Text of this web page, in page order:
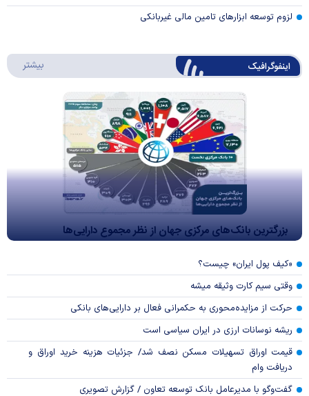
لزوم توسعه ابزارهای تامین مالی غیربانکی
اینفوگرافیک بیشتر
بزرگترین بانک‌های مرکزی جهان از نظر مجموع دارایی‌ها
«کیف پول ایران» چیست؟
وقتی سیم کارت وثیقه میشه
حرکت از مزایده‌محوری به حکمرانی فعال بر دارایی‌های بانکی
ریشه نوسانات ارزی در ایران سیاسی است
قیمت اوراق تسهیلات مسکن نصف شد/ جزئیات هزینه خرید اوراق و
دریافت وام
گفت‌وگو با مدیرعامل بانک توسعه تعاون / گزارش تصویری